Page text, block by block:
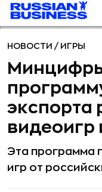
НОВОСТИ / ИГРЫ
экспорта
видеоигр
Эта программа
игр от